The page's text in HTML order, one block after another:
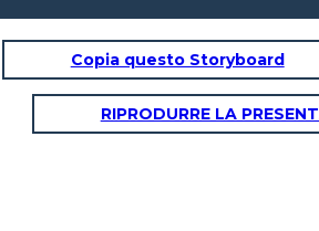
Copia questo Storyboard
RIPRODURRE LA